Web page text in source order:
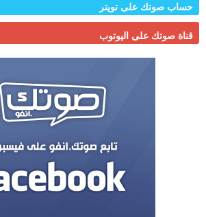
حساب صوتك على تويتر
قناة صوتك على اليوتوب